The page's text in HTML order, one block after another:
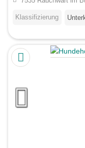
Klassifizierung